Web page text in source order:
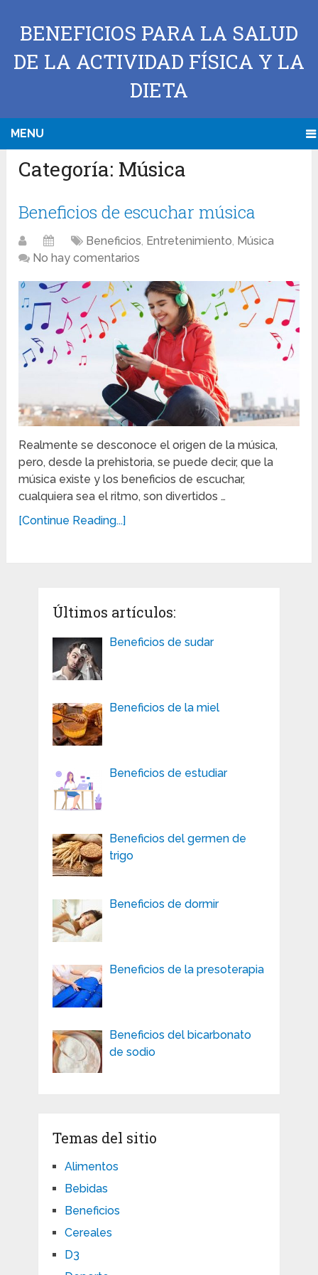
BENEFICIOS PARA LA SALUD
DE LA ACTIVIDAD FÍSICA Y LA
DIETA
MENU
Categoría: Música
Beneficios de escuchar música
Beneficios, Entretenimiento, Música
No hay comentarios
Realmente se desconoce el origen de la música,
pero, desde la prehistoria, se puede decir, que la
música existe y los beneficios de escuchar,
cualquiera sea el ritmo, son divertidos …
[Continue Reading...]
Últimos artículos:
Beneficios de sudar
Beneficios de la miel
Beneficios de estudiar
Beneficios del germen de
trigo
Beneficios de dormir
Beneficios de la presoterapia
Beneficios del bicarbonato
de sodio
Temas del sitio
Alimentos
Bebidas
Beneficios
Cereales
D3